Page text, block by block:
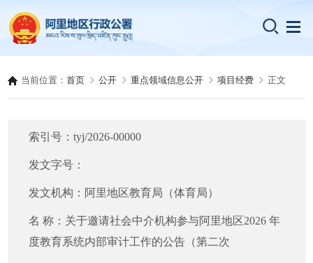
当前位置：首页 公开 重点领域信息公开 项目经费 正文
索引号：tyj/2026-00000
发文字号：
发文机构： 阿里地区教育局（体育局）
名 称： 关于邀请社会中介机构参与阿里地区2026 年
度教育系统内部审计工作的公告（第二次